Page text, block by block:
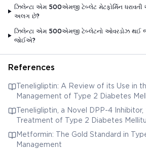
ઝિલેન્ટા એમ 500એમજી ટેબ્લેટ મેટફોર્મિન ધરાવતી
અલગ છે?
ઝિલેન્ટા એમ 500એમજી ટેબ્લેટનો ઓવરડોઝ થઈ
જોઈએ?
References
Teneligliptin: A Review of its Use in
Management of Type 2 Diabetes
Teneligliptin, a Novel DPP-4
Treatment of Type 2 Diabetes
Metformin: The Gold Standard in
Management